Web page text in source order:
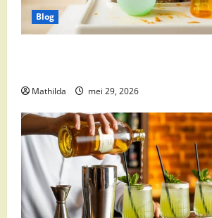
Blog
Mathilda mei 29, 2026